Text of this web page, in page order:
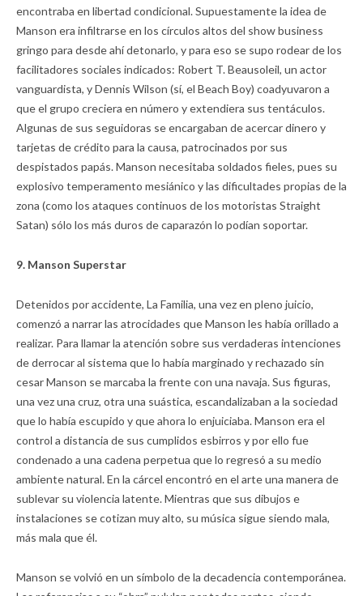
encontraba en libertad condicional. Supuestamente la idea de
Manson era infiltrarse en los círculos altos del show business
gringo para desde ahí detonarlo, y para eso se supo rodear de los
facilitadores sociales indicados: Robert T. Beausoleil, un actor
vanguardista, y Dennis Wilson (sí, el Beach Boy) coadyuvaron a
que el grupo creciera en número y extendiera sus tentáculos.
Algunas de sus seguidoras se encargaban de acercar dinero y
tarjetas de crédito para la causa, patrocinados por sus
despistados papás. Manson necesitaba soldados fieles, pues su
explosivo temperamento mesiánico y las dificultades propias de la
zona (como los ataques continuos de los motoristas Straight
Satan) sólo los más duros de caparazón lo podían soportar.
9. Manson Superstar
Detenidos por accidente, La Familia, una vez en pleno juicio,
comenzó a narrar las atrocidades que Manson les había orillado a
realizar. Para llamar la atención sobre sus verdaderas intenciones
de derrocar al sistema que lo había marginado y rechazado sin
cesar Manson se marcaba la frente con una navaja. Sus figuras,
una vez una cruz, otra una suástica, escandalizaban a la sociedad
que lo había escupido y que ahora lo enjuiciaba. Manson era el
control a distancia de sus cumplidos esbirros y por ello fue
condenado a una cadena perpetua que lo regresó a su medio
ambiente natural. En la cárcel encontró en el arte una manera de
sublevar su violencia latente. Mientras que sus dibujos e
instalaciones se cotizan muy alto, su música sigue siendo mala,
más mala que él.
Manson se volvió en un símbolo de la decadencia contemporánea.